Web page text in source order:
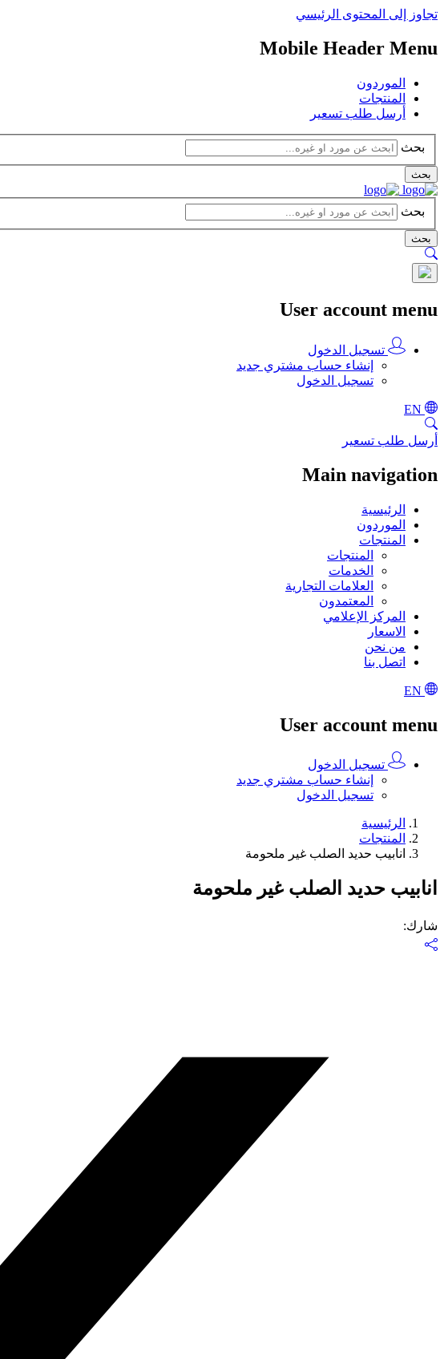
تجاوز إلى المحتوى الرئيسي
Mobile Header Menu
الموردون
المنتجات
أرسل طلب تسعير
بحث
بحث
بحث
بحث
User account menu
تسجيل الدخول
إنشاء حساب مشتري جديد
تسجيل الدخول
أرسل طلب تسعير
Main navigation
الرئيسية
الموردون
المنتجات
المنتجات
الخدمات
العلامات التجارية
المعتمدون
المركز الإعلامي
الاسعار
من نحن
اتصل بنا
User account menu
تسجيل الدخول
إنشاء حساب مشتري جديد
تسجيل الدخول
الرئيسية
المنتجات
انابيب حديد الصلب غير ملحومة
انابيب حديد الصلب غير ملحومة
شارك: